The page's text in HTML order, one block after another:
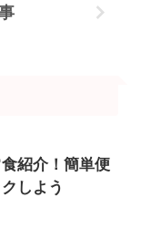
紹介！簡単便
しよう